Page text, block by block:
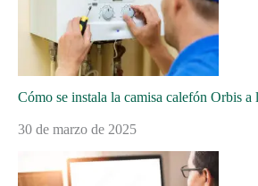
Cómo se instala la camisa calefón Orbis a
30 de marzo de 2025